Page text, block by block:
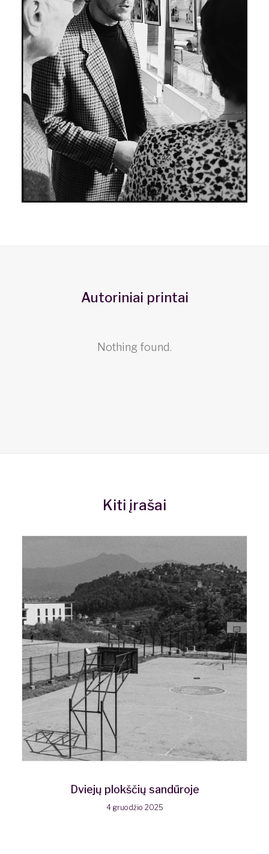
Autoriniai printai
Nothing found.
Kiti įrašai
Dviejų plokščių sandūroje
4 gruodžio 2025